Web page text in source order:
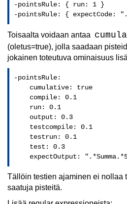
-pointsRule: { run: 1 }
-pointsRule: { expectCode:
Toisaalta voidaan antaa
(oletus=true), jolla saadaan
jokainen toteutuva ominaisuus
-pointsRule:
    cumulative: true
    compile: 0.1
    run: 0.1
    output: 0.3
    testcompile: 0.1
    testrun: 0.1
    test: 0.3
expectOutput:
Tällöin testien ajaminen ei nollaa
saatuja pisteitä.